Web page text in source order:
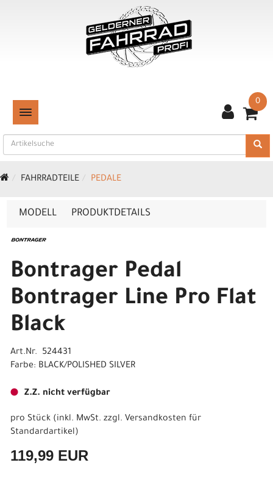
TOGGLE NAVIGATION
0
FAHRRADTEILE PEDALE
MODELL PRODUKTDETAILS
Bontrager Pedal
Bontrager Line Pro Flat
Black
Art.Nr. 524431
Farbe: BLACK/POLISHED SILVER
Z.Z. nicht verfügbar
pro Stück (inkl. MwSt. zzgl. Versandkosten für
Standardartikel)
119,99 EUR